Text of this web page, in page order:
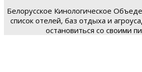
Белорусское Кинологическое
список отелей, баз отдыха и
остановиться со своими